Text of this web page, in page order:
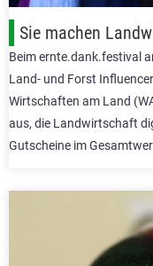
Sie machen
Beim ernte.dank.festival
Land- und Forst
Wirtschaften am Land
aus, die Landwirtschaft
Gutscheine im